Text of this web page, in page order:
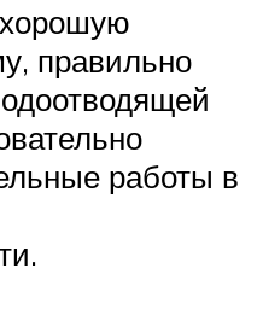
правильно
работы в